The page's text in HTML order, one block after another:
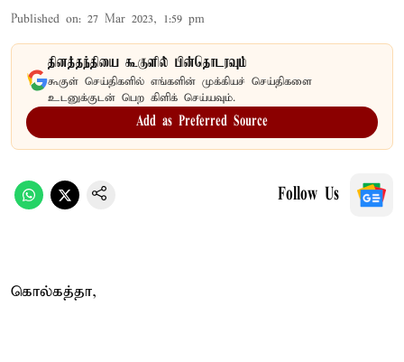
Published on: 27 Mar 2023, 1:59 pm
தினத்தந்தியை கூகுளில் பின்தொடரவும்
கூகுள் செய்திகளில் எங்களின் முக்கியச் செய்திகளை
உடனுக்குடன் பெற கிளிக் செய்யவும்.
Add as Preferred Source
Follow Us
கொல்கத்தா,